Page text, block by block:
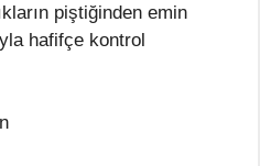
piştiğinden emin
hafifçe kontrol